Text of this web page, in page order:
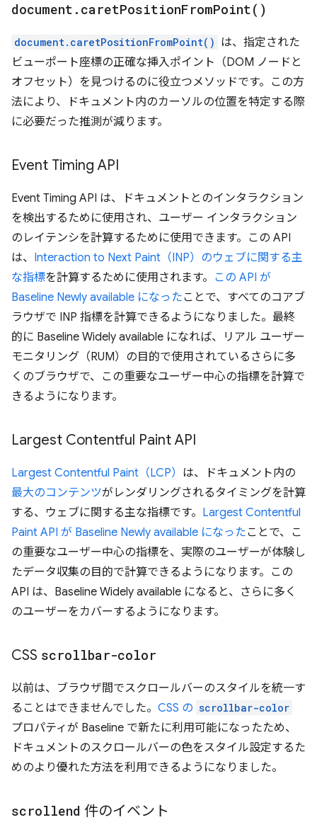
document . caretPositionFromPoint( )
document.caretPositionFromPoint() は、指定された
ビューポート座標の正確な挿入ポイント（DOM ノードと
オフセット）を見つけるのに役立つメソッドです。この方
法により、ドキュメント内のカーソルの位置を特定する際
に必要だった推測が減ります。
Event Timing API
Event Timing API は、ドキュメントとのインタラクション
を検出するために使用され、ユーザー インタラクション
のレイテンシを計算するために使用できます。この API
は、 Interaction to Next Paint（INP）のウェブに関する主
な指標を計算するために使用されます。 この API が
Baseline Newly available になった ことで、すべてのコアブ
ラウザで INP 指標を計算できるようになりました。最終
的に Baseline Widely available になれば、リアル ユーザー
モニタリング（RUM）の目的で使用されているさらに多
くのブラウザで、この重要なユーザー中心の指標を計算で
きるようになります。
Largest Contentful Paint API
Largest Contentful Paint（LCP） は、ドキュメント内の
最大のコンテンツがレンダリングされるタイミングを計算
する、ウェブに関する主な指標です。 Largest Contentful
Paint API が Baseline Newly available になった ことで、こ
の重要なユーザー中心の指標を、実際のユーザーが体験し
たデータ収集の目的で計算できるようになります。この
API は、Baseline Widely available になると、さらに多く
のユーザーをカバーするようになります。
CSS scrollbar-color
以前は、ブラウザ間でスクロールバーのスタイルを統一す
ることはできませんでした。 CSS の scrollbar-color
プロパティが Baseline で新たに利用可能になったため、
ドキュメントのスクロールバーの色をスタイル設定するた
めのより優れた方法を利用できるようになりました。
scrollend 件のイベント